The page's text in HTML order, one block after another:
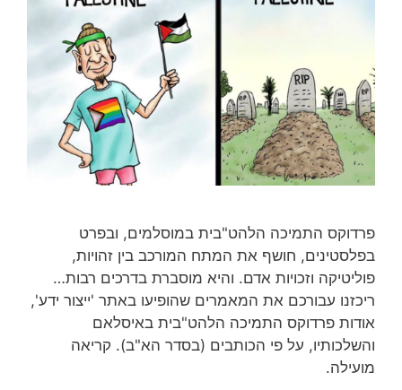
פרדוקס התמיכה הלהט"בית במוסלמים, ובפרט
בפלסטינים, חושף את המתח המורכב בין זהויות,
פוליטיקה וזכויות אדם. והיא מוסברת בדרכים רבות…
ריכזנו עבורכם את המאמרים שהופיעו באתר 'ייצור ידע',
אודות פרדוקס התמיכה הלהט"בית באיסלאם
והשלכותיו, על פי הכותבים (בסדר הא"ב). קריאה
מועילה.